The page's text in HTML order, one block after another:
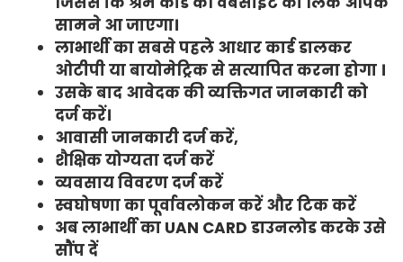
सामने आ जाएगा।
लाभार्थी का सबसे पहले आधार कार्ड डालकर
ओटीपी या बायोमेट्रिक से सत्यापित करना होगा ।
उसके बाद आवेदक की व्यक्तिगत जानकारी को
दर्ज करें।
आवासी जानकारी दर्ज करें,
शैक्षिक योग्यता दर्ज करें
व्यवसाय विवरण दर्ज करें
स्वघोषणा का पूर्वावलोकन करें और टिक करें
अब लाभार्थी का UAN CARD डाउनलोड करके उसे
सौंप दें